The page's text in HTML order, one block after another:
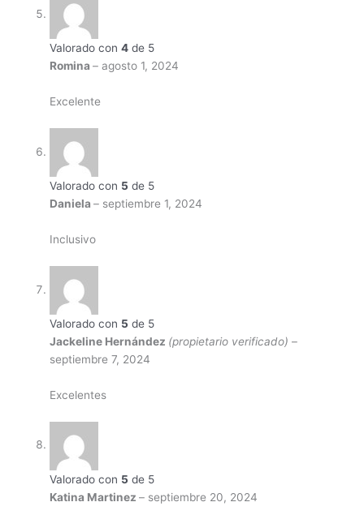
Valorado con4 de 5
Romina– agosto 1, 2024
Excelente
Valorado con 5 de 5
Daniela– septiembre 1, 2024
Inclusivo
Valorado con 5 de 5
Jackeline Hernández (propietario verificado) –
septiembre 7, 2024
Excelentes
Valorado con 5 de 5
Katina Martinez– septiembre 20, 2024